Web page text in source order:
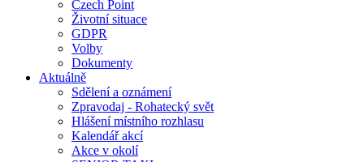
Czech Point
Životní situace
GDPR
Volby
Dokumenty
Aktuálně
Sdělení a oznámení
Zpravodaj - Rohatecký svět
Hlášení místního rozhlasu
Kalendář akcí
Akce v okolí